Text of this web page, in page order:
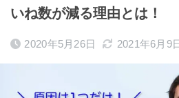
いね数が減る理由とは！
2020年5月26日 2021年6月9